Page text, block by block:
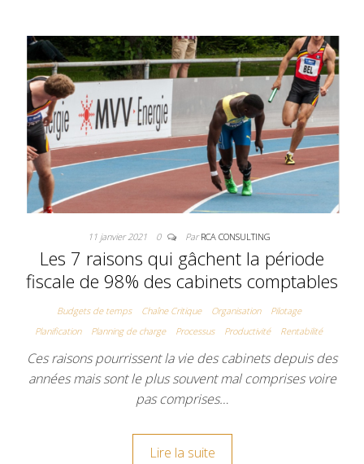
11 janvier 2021 0 ParRCA CONSULTING
Les 7 raisons qui gâchent la période
fiscale de 98% des cabinets comptables
Budgets de temps Chaîne Critique Organisation
Pilotage
Planification
Planning de charge Processus Productivité Rentabilité
Ces raisons pourrissent la vie des cabinets depuis des
années mais sont le plus souvent mal comprises voire
pas comprises…
Lire la suite